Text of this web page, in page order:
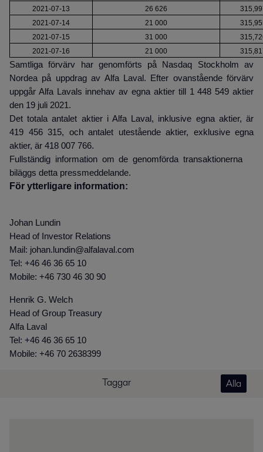
2021-07-13
26 626
2021-07-14
21 000
2021-07-15
31 000
2021-07-16
21 000
Samtliga förvärv har genomförts på Nasdaq Stockholm av
Nordea på uppdrag av Alfa Laval. Efter ovanstående förvärv
uppgår Alfa Lavals innehav av egna aktier till 1 448 549 aktier
den 19 juli 2021.
Det totala antalet aktier i Alfa Laval, inklusive egna aktier, är
419 456 315, och antalet utestående aktier, exklusive egna
aktier, är 418 007 766.
Fullständig information om de genomförda transaktionerna
biläggs detta pressmeddelande.
För ytterligare information:
Johan Lundin
Head of Investor Relations
Mail: johan.lundin@alfalaval.com
Tel: +46 46 36 65 10
Mobile: +46 730 46 30 90
Henrik G. Welch
Head of Group Treasury
Alfa Laval
Tel: +46 46 36 65 10
Mobile: +46 70 2638399
Taggar Alla